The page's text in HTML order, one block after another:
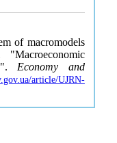
of macromodels
Economy and
article/UJRN-